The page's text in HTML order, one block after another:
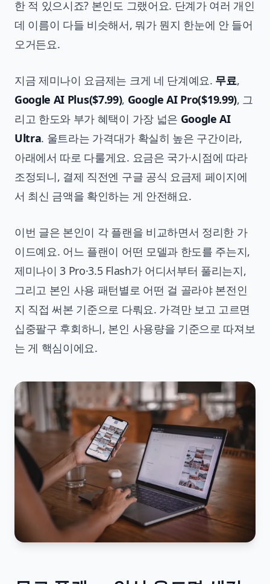
한 적 있으시죠? 본인도 그랬어요. 단계가 여러 개인
데 이름이 다들 비슷해서, 뭐가 뭔지 한눈에 안 들어
오거든요.
지금 제미나이 요금제는 크게 네 단계예요. 무료,
Google AI Plus($7.99), Google AI Pro($19.99), 그
리고 한도와 부가 혜택이 가장 넓은 Google AI
Ultra. 울트라는 가격대가 확실히 높은 구간이라,
아래에서 따로 다룰게요. 요금은 국가·시점에 따라
조정되니, 결제 직전엔 구글 공식 요금제 페이지에
서 최신 금액을 확인하는 게 안전해요.
이번 글은 본인이 각 플랜을 비교하면서 정리한 가
이드예요. 어느 플랜이 어떤 모델과 한도를 주는지,
제미나이 3 Pro·3.5 Flash가 어디서부터 풀리는지,
그리고 본인 사용 패턴별로 어떤 걸 골라야 본전인
지 직접 써본 기준으로 다뤄요. 가격만 보고 고르면
십중팔구 후회하니, 본인 사용량을 기준으로 따져보
는 게 핵심이에요.